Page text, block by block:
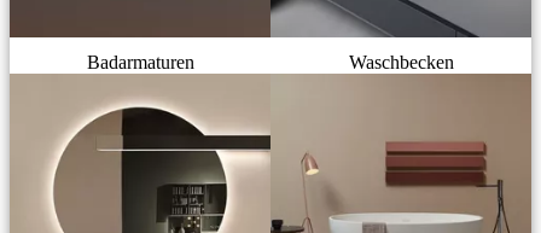
Badarmaturen Waschbecken